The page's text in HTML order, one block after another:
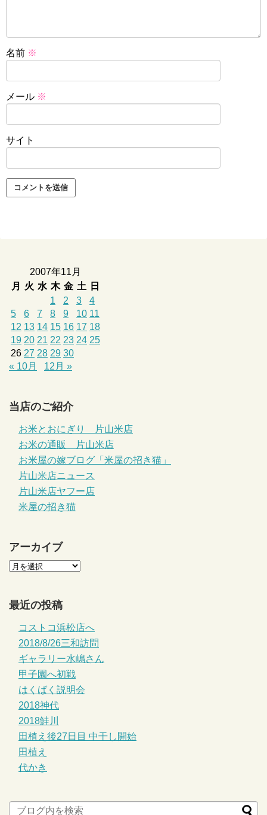
名前 ※
メール ※
サイト
2007年11月
月
火 水 木 金 土
日
1
2 3
4
5
6 7 8 9 10 11
12 13 14 15 16 17 18
19 20 21 22 23 24 25
26 27 28 29 30
« 10月
12月 »
当店のご紹介
お米とおにぎり 片山米店
お米の通販 片山米店
お米屋の嫁ブログ「米屋の招き猫」
片山米店ニュース
片山米店ヤフー店
米屋の招き猫
アーカイブ
最近の投稿
コストコ浜松店へ
2018/8/26三和訪問
ギャラリー水嶋さん
甲子園へ初戦
はくばく説明会
2018神代
2018鮭川
田植え後27日目 中干し開始
田植え
代かき